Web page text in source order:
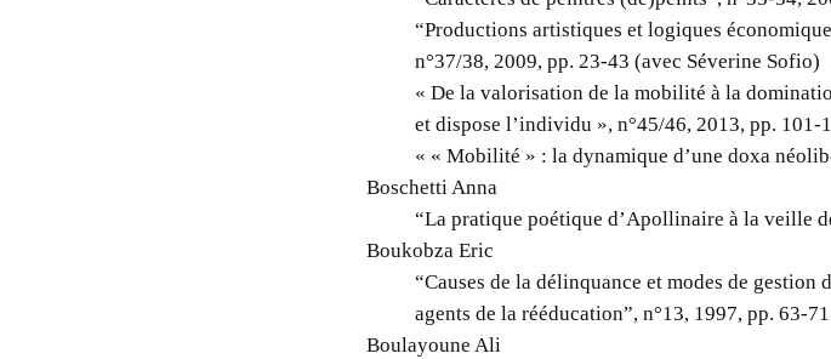
“Productions artistiques et logiques
n°37/38, 2009, pp. 23-43 (avec Séverine Sofio)
« De la valorisation de la mobilité à la
et dispose l’individu », n°45/46, 2013, pp. 101-
« « Mobilité » : la dynamique d’une doxa
Boschetti Anna
“La pratique poétique d’Apollinaire à la veille
Boukobza Eric
“Causes de la délinquance et modes de
agents de la rééducation”, n°13, 1997, pp. 63-71
Boulayoune Ali